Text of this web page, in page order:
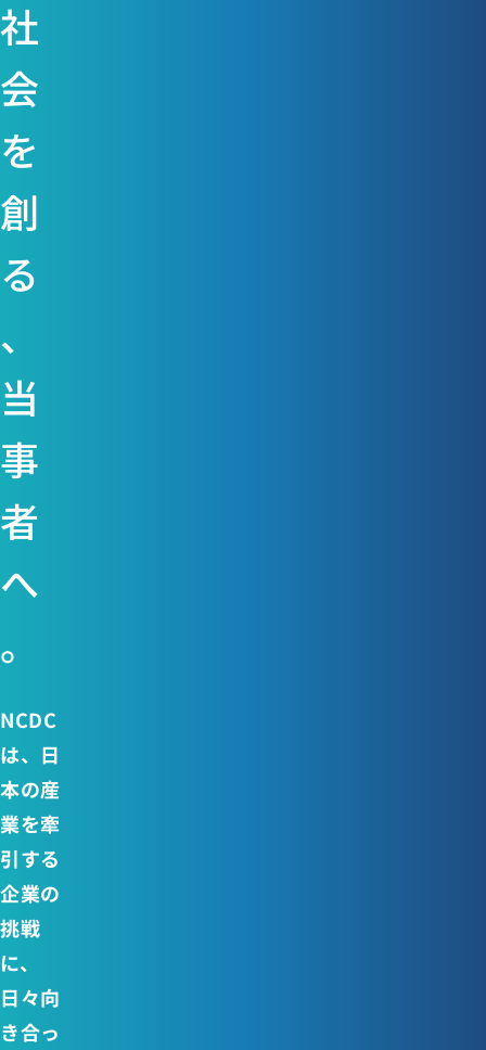
社
会
を
創
る
、
当
事
者
へ
。
NCDC
は、日
本の産
業を牽
引する
企業の
挑戦
に、
日々向
き合っ